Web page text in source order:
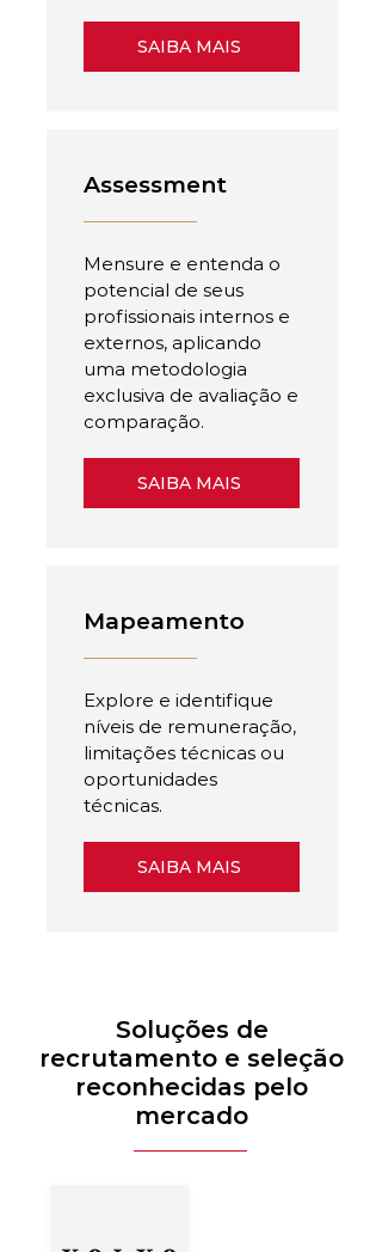
SAIBA MAIS
Assessment
Mensure e entenda o
potencial de seus
profissionais internos e
externos, aplicando
uma metodologia
exclusiva de avaliação e
comparação.
SAIBA MAIS
Mapeamento
Explore e identifique
níveis de remuneração,
limitações técnicas ou
oportunidades
técnicas.
SAIBA MAIS
Soluções de
recrutamento e seleção
reconhecidas pelo
mercado